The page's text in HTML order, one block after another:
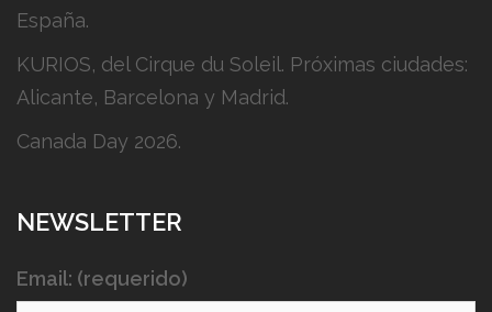
España.
KURIOS, del Cirque du Soleil. Próximas ciudades:
Alicante, Barcelona y Madrid.
Canada Day 2026.
NEWSLETTER
Email: (requerido)